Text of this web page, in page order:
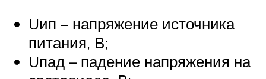
Uип – напряжение источника
питания, В;
Uпад – падение напряжения на